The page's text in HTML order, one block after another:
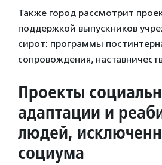
Также город рассмотрит
поддержкой выпускников
сирот: программы
сопровождения,
Проекты
адаптации и
людей,
социума